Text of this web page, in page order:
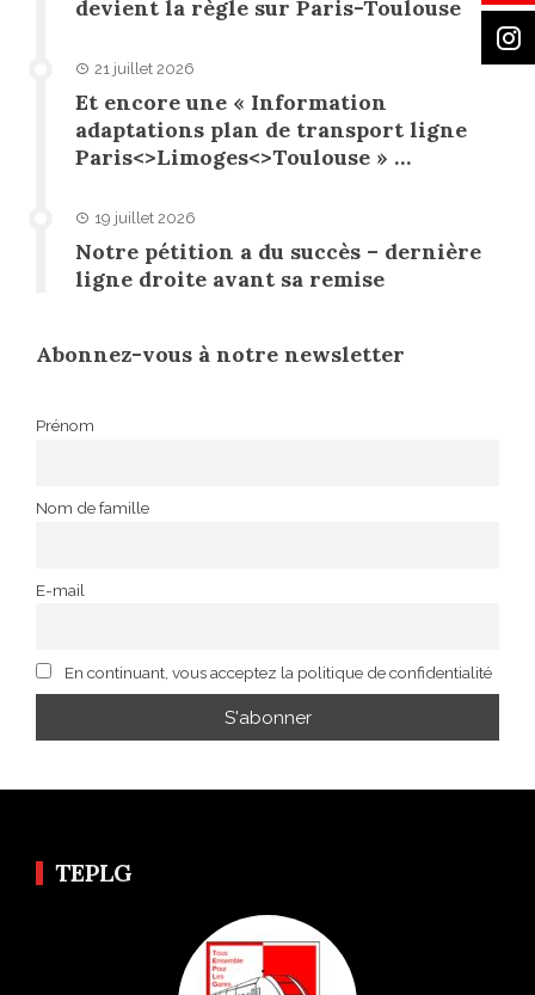
devient la règle sur Paris-Toulouse
21 juillet 2026
Et encore une « Information
adaptations plan de transport ligne
Paris<>Limoges<>Toulouse » …
19 juillet 2026
Notre pétition a du succès – dernière
ligne droite avant sa remise
Abonnez-vous à notre newsletter
Prénom
Nom de famille
E-mail
En continuant, vous acceptez la politique de confidentialité
TEPLG